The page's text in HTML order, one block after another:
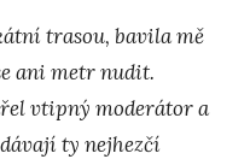
trasou, bavila mě
ani metr nudit.
vtipný moderátor a
ty nejhezčí